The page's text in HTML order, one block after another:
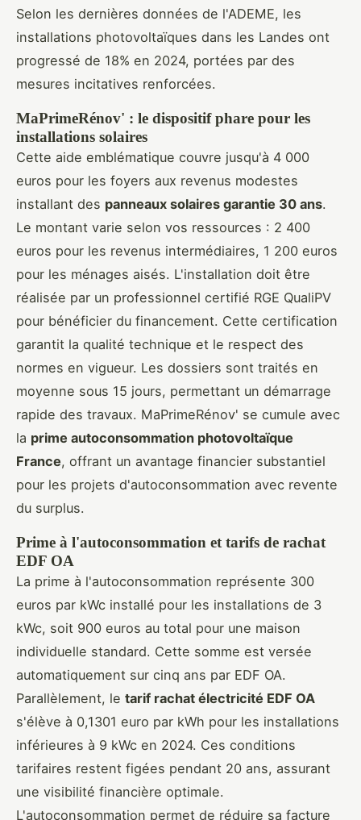
Selon les dernières données de l'ADEME, les
installations photovoltaïques dans les Landes ont
progressé de 18% en 2024, portées par des
mesures incitatives renforcées.
MaPrimeRénov' : le dispositif phare pour les
installations solaires
Cette aide emblématique couvre jusqu'à 4 000
euros pour les foyers aux revenus modestes
installant des panneaux solaires garantie 30 ans.
Le montant varie selon vos ressources : 2 400
euros pour les revenus intermédiaires, 1 200 euros
pour les ménages aisés. L'installation doit être
réalisée par un professionnel certifié RGE QualiPV
pour bénéficier du financement. Cette certification
garantit la qualité technique et le respect des
normes en vigueur. Les dossiers sont traités en
moyenne sous 15 jours, permettant un démarrage
rapide des travaux. MaPrimeRénov' se cumule avec
la prime autoconsommation photovoltaïque
France, offrant un avantage financier substantiel
pour les projets d'autoconsommation avec revente
du surplus.
Prime à l'autoconsommation et tarifs de rachat
EDF OA
La prime à l'autoconsommation représente 300
euros par kWc installé pour les installations de 3
kWc, soit 900 euros au total pour une maison
individuelle standard. Cette somme est versée
automatiquement sur cinq ans par EDF OA.
Parallèlement, le tarif rachat électricité EDF OA
s'élève à 0,1301 euro par kWh pour les installations
inférieures à 9 kWc en 2024. Ces conditions
tarifaires restent figées pendant 20 ans, assurant
une visibilité financière optimale.
L'autoconsommation permet de réduire sa facture